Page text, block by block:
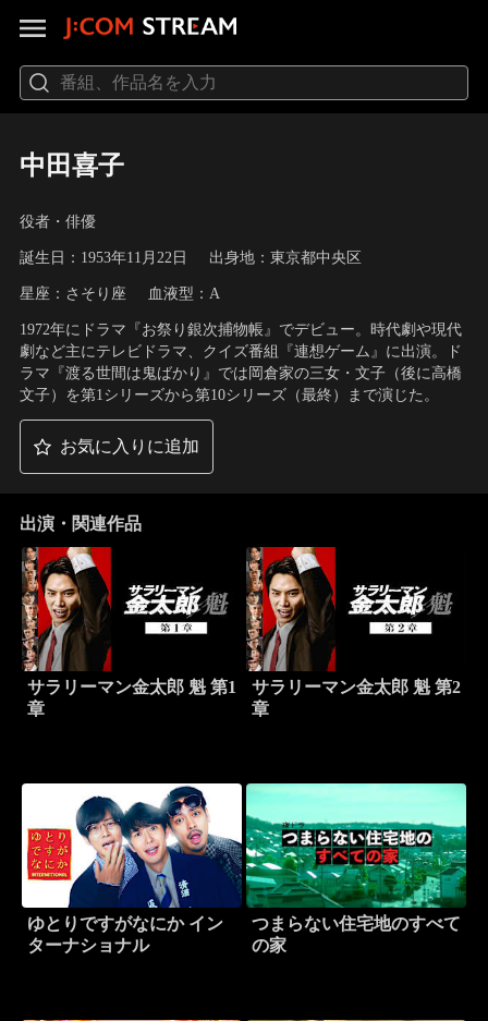
中田喜子
役者・俳優
誕生日：1953年11月22日 出身地：東京都中央区
星座：さそり座 血液型：A
1972年にドラマ『お祭り銀次捕物帳』でデビュー。時代劇や現代
劇など主にテレビドラマ、クイズ番組『連想ゲーム』に出演。ド
ラマ『渡る世間は鬼ばかり』では岡倉家の三女・文子（後に高橋
文子）を第1シリーズから第10シリーズ（最終）まで演じた。
お気に入りに追加
出演・関連作品
サラリーマン金太郎 魁 第1
章
サラリーマン金太郎 魁 第2
章
ゆとりですがなにか イン
ターナショナル
つまらない住宅地のすべて
の家